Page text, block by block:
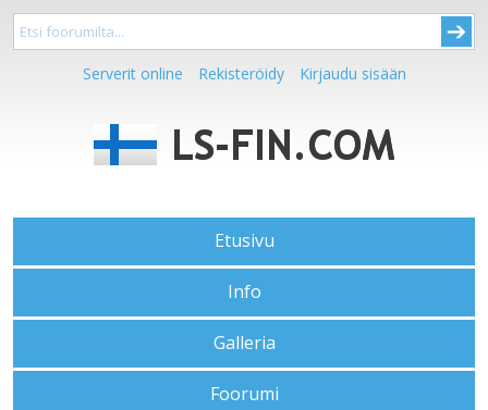
Serverit online Rekisteröidy Kirjaudu sisään
Etusivu
Info
Galleria
Foorumi